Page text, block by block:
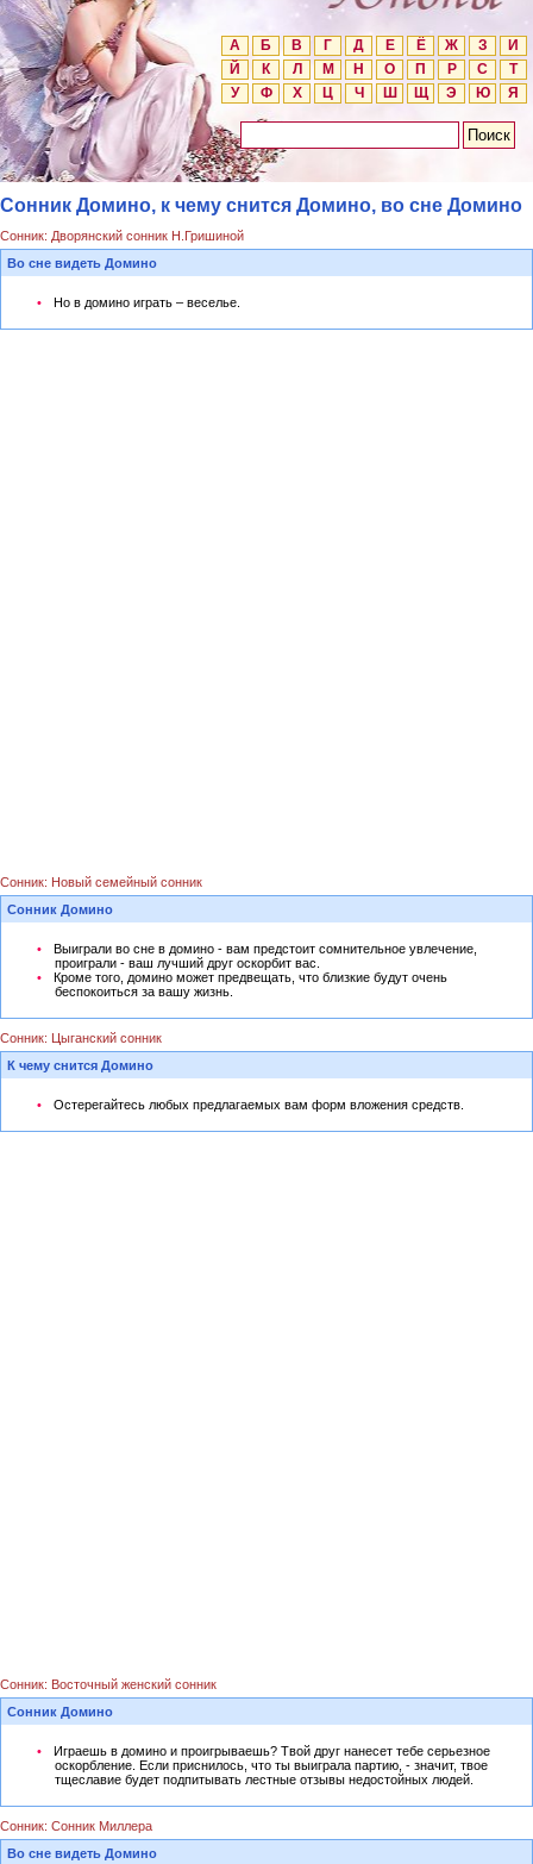
А Б В Г Д Е Ё Ж З
И
Й
К Л М Н О П Р С
Т
У
Ф Х Ц Ч Ш Щ Э Ю Я
Сонник Домино, к чему снится Домино, во сне Домино
Сонник: Дворянский сонник Н.Гришиной
Во сне видеть Домино
Но в домино играть – веселье.
Сонник: Новый семейный сонник
Сонник Домино
Выиграли во сне в домино - вам предстоит сомнительное увлечение,
проиграли - ваш лучший друг оскорбит вас.
Кроме того, домино может предвещать, что близкие будут очень
беспокоиться за вашу жизнь.
Сонник: Цыганский сонник
К чему снится Домино
Остерегайтесь любых предлагаемых вам форм вложения средств.
Сонник: Восточный женский сонник
Сонник Домино
Играешь в домино и проигрываешь? Твой друг нанесет тебе серьезное
оскорбление. Если приснилось, что ты выиграла партию, - значит, твое
тщеславие будет подпитывать лестные отзывы недостойных людей.
Сонник: Сонник Миллера
Во сне видеть Домино